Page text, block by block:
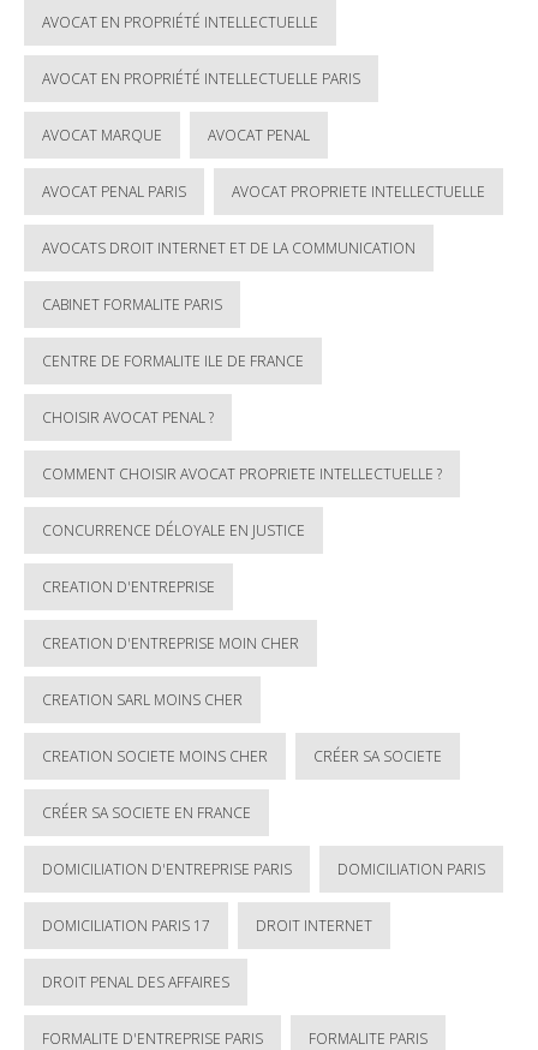
AVOCAT EN PROPRIÉTÉ INTELLECTUELLE
AVOCAT EN PROPRIÉTÉ INTELLECTUELLE PARIS
AVOCAT MARQUE AVOCAT PENAL
AVOCAT PENAL PARIS AVOCAT PROPRIETE INTELLECTUELLE
AVOCATS DROIT INTERNET ET DE LA COMMUNICATION
CABINET FORMALITE PARIS
CENTRE DE FORMALITE ILE DE FRANCE
CHOISIR AVOCAT PENAL ?
COMMENT CHOISIR AVOCAT PROPRIETE INTELLECTUELLE ?
CONCURRENCE DÉLOYALE EN JUSTICE
CREATION D'ENTREPRISE
CREATION D'ENTREPRISE MOIN CHER
CREATION SARL MOINS CHER
CREATION SOCIETE MOINS CHER CRÉER SA SOCIETE
CRÉER SA SOCIETE EN FRANCE
DOMICILIATION D'ENTREPRISE PARIS DOMICILIATION PARIS
DOMICILIATION PARIS 17 DROIT INTERNET
DROIT PENAL DES AFFAIRES
FORMALITE D'ENTREPRISE PARIS FORMALITE PARIS